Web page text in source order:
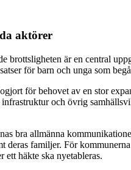
aktörer
brottsligheten är en central
för barn och unga som
för behovet av en stor
och övrig
bra allmänna
familjer. För
ett häkte ska nyetableras.